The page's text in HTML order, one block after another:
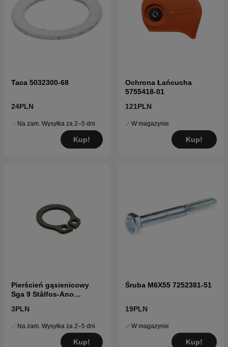
Taca 5032300-68
24PLN
Na zam. Wysyłka za 2–5 dni
Kup!
Ochrona Łańcucha
5755418-01
121PLN
W magazynie
Kup!
Pierścień gąsienicowy
Sga 9 Stålfos-Ano
3PLN
Na zam. Wysyłka za 2–5 dni
Kup!
Śruba M6X55 7252381-51
19PLN
W magazynie
Kup!